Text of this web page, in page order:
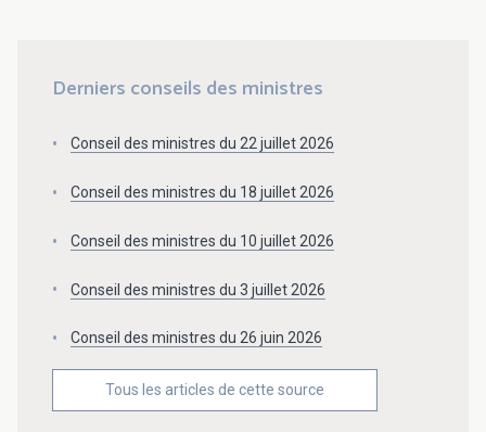
Derniers conseils des ministres
Conseil des ministres du 22 juillet 2026
Conseil des ministres du 18 juillet 2026
Conseil des ministres du 10 juillet 2026
Conseil des ministres du 3 juillet 2026
Conseil des ministres du 26 juin 2026
Tous les articles de cette source